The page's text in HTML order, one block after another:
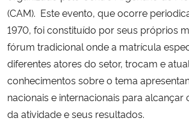
Secretaria-Geral
Secretaria de Governo
(CAM). Este evento, que ocorre
1970, foi constituído por seus próprios
fórum tradicional onde a matrícula
diferentes atores do setor, trocam e
conhecimentos sobre o tema
nacionais e internacionais para alcançar
da atividade e seus resultados.